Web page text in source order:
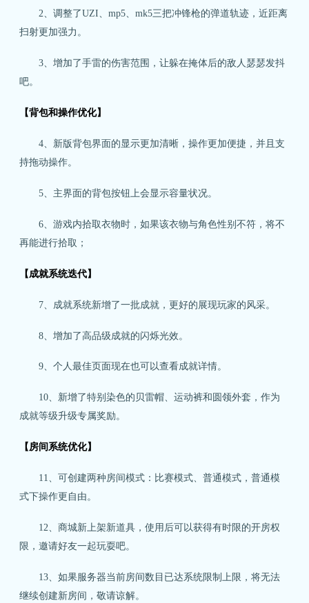
2、调整了UZI、mp5、mk5三把冲锋枪的弹道轨迹，近距离
扫射更加强力。
3、增加了手雷的伤害范围，让躲在掩体后的敌人瑟瑟发抖
吧。
【背包和操作优化】
4、新版背包界面的显示更加清晰，操作更加便捷，并且支
持拖动操作。
5、主界面的背包按钮上会显示容量状况。
6、游戏内拾取衣物时，如果该衣物与角色性别不符，将不
再能进行拾取；
【成就系统迭代】
7、成就系统新增了一批成就，更好的展现玩家的风采。
8、增加了高品级成就的闪烁光效。
9、个人最佳页面现在也可以查看成就详情。
10、新增了特别染色的贝雷帽、运动裤和圆领外套，作为
成就等级升级专属奖励。
【房间系统优化】
11、可创建两种房间模式：比赛模式、普通模式，普通模
式下操作更自由。
12、商城新上架新道具，使用后可以获得有时限的开房权
限，邀请好友一起玩耍吧。
13、如果服务器当前房间数目已达系统限制上限，将无法
继续创建新房间，敬请谅解。